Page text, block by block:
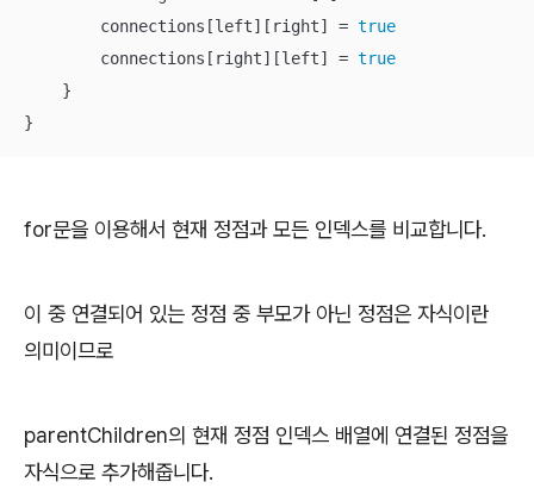
        connections[left][right]
= true
        connections[right][left]
= true
    }
}
for문을 이용해서 현재 정점과 모든 인덱스를 비교합니다.
이 중 연결되어 있는 정점 중 부모가 아닌 정점은 자식이란
의미이므로
parentChildren의 현재 정점 인덱스 배열에 연결된 정점을
자식으로 추가해줍니다.